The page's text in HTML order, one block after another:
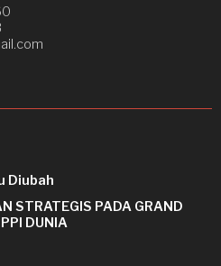
Diubah
STRATEGIS PADA GRAND
DUNIA